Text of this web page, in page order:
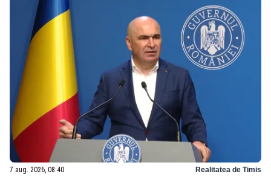
7 aug. 2026, 08:40 Realitatea de Timis